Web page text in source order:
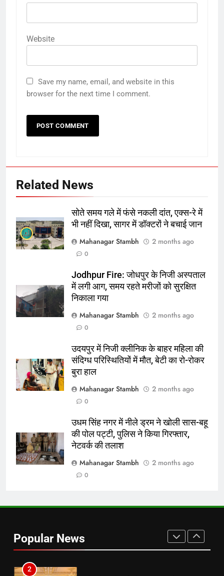
Website
Save my name, email, and website in this
browser for the next time I comment.
Related News
सोते समय गले में फंसे नकली दांत, एक्स-रे में
भी नहीं दिखा, सागर में डॉक्टरों ने बचाई जान
Mahanagar Stambh
2 months ago
0
Jodhpur Fire: जोधपुर के निजी अस्पताल
में लगी आग, समय रहते मरीजों को सुरक्षित
निकाला गया
Mahanagar Stambh
2 months ago
0
उदयपुर में निजी क्लीनिक के बाहर महिला की
संदिग्ध परिस्थितियों में मौत, बेटी का रो-रोकर
बुरा हाल
Mahanagar Stambh
2 months ago
0
उधम सिंह नगर में नीले ड्रम ने खोली सास-बहू
की पोल पट्टी, पुलिस ने किया गिरफ्तार,
नेटवर्क की तलाश
Mahanagar Stambh
2 months ago
0
Popular News
5
रूट 4 साल बाद इंग्लैंड की कप्तानी
एटकिंसन दूसरे टेस्ट से बाहर; आर्चर की
वापसी
क्रिकेट ‎स्पोर्ट्स
6
अररिया में ‘जीरो ऑफिस डे’ अभियान
शुरू:उप विकास आयुक्त ने ग्रामीणों से जॉब
राज्य
7
बहा:दर्जनों गांवों का संपर्क टूटा, 12 KM
8
रूट 4 साल बाद इंग्लैंड की कप्तानी
करेंगे:नाइटक्लब केस के चलते स्टोक्स-
एटकिंसन दूसरे टेस्ट से बाहर; आर्चर की
न्यूज़
2